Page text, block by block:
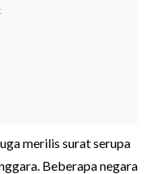
merilis surat serupa
Beberapa negara